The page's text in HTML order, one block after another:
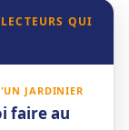
QUI
JARDINIER
faire au